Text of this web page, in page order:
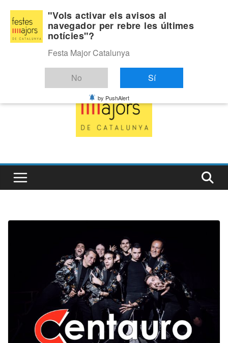
content
Dijous, agost 6, 2026
Última:
"Vols activar els avisos al
navegador per rebre les últimes
notícies"?
Festa Major Catalunya
No Sí
by PushAlert